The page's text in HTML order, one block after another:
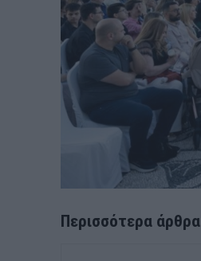
Περισσότερα άρθρα